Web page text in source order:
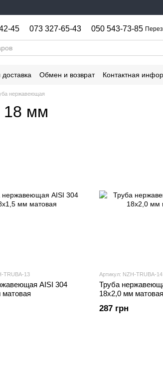
45 073 327-65-43 050 543-73-85
Обмен и возврат Контактная
нержавеющая
18 мм
TRUBA-13
AISI 304
Артикул: NZH-TRUBA-14
Труба
18х2,0 мм матовая
287 грн